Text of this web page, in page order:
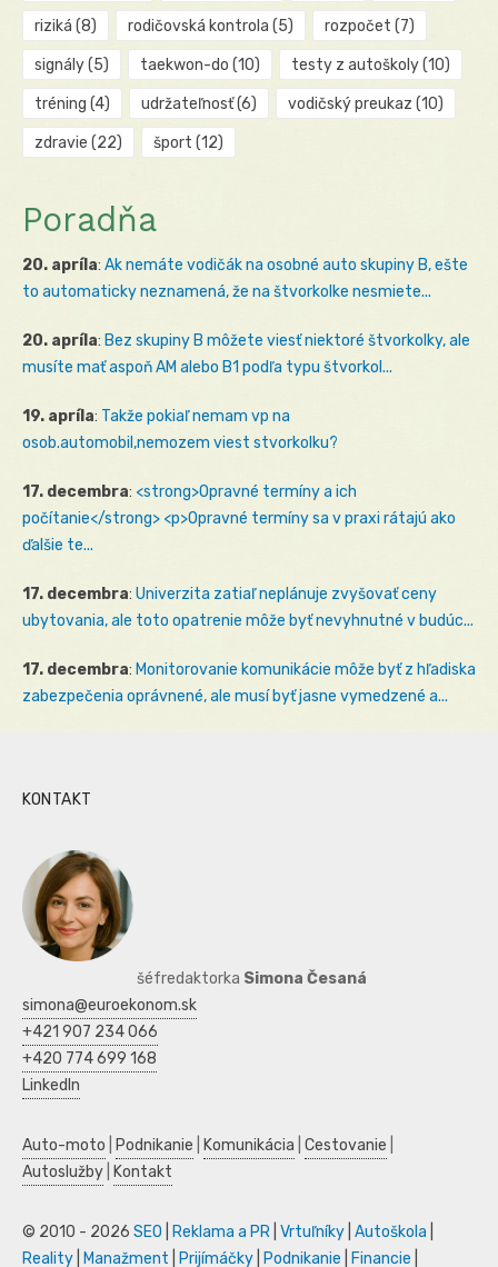
riziká (8) rodičovská kontrola (5) rozpočet (7)
signály(5) taekwon-do (10) testy z autoškoly(10)
tréning (4) udržateľnosť(6) vodičský preukaz (10)
zdravie (22) šport (12)
Poradňa
20. apríla: Ak nemáte vodičák na osobné auto skupiny B, ešte
to automaticky neznamená, že na štvorkolke nesmiete...
20. apríla: Bez skupiny B môžete viesť niektoré štvorkolky, ale
musíte mať aspoň AM alebo B1 podľa typu štvorkol...
19. apríla: Takže pokiaľ nemam vp na
osob.automobil,nemozem viest stvorkolku?
17. decembra: <strong>Opravné termíny a ich
počítanie</strong> <p>Opravné termíny sa v praxi rátajú ako
ďalšie te...
17. decembra: Univerzita zatiaľ neplánuje zvyšovať ceny
ubytovania, ale toto opatrenie môže byť nevyhnutné v budúc...
17. decembra: Monitorovanie komunikácie môže byť z hľadiska
zabezpečenia oprávnené, ale musí byť jasne vymedzené a...
KONTAKT
šéfredaktorka Simona Česaná
simona@euroekonom.sk
+421 907 234 066
+420 774 699 168
LinkedIn
Auto-moto Podnikanie Komunikácia Cestovanie
Autoslužby
Kontakt
© 2010 - 2026 SEO Reklama a PR Vrtuľníky Autoškola
Reality
Manažment Prijímáčky Podnikanie Financie